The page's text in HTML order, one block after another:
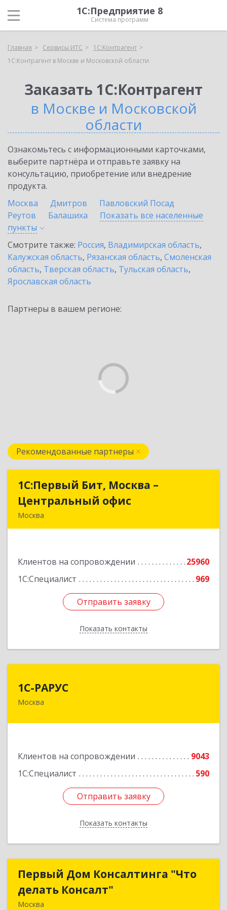
1С:Предприятие 8
Система программ
Главная Сервисы ИТС
1С:Контрагент
1С:Контрагент в Москве и Московской области
Заказать 1С:Контрагент
в Москве и Московской
области
Ознакомьтесь с информационными карточками,
выберите партнёра и отправьте заявку на
консультацию, приобретение или внедрение
продукта.
Москва
Дмитров
Павловский Посад
Реутов
Балашиха
Показать все населенные
пункты
Смотрите также: Россия, Владимирская область,
Калужская область, Рязанская область, Смоленская
область, Тверская область, Тульская область,
Ярославская область
Партнеры в вашем регионе:
Рекомендованные партнеры
1С:Первый Бит, Москва –
Центральный офис
Москва
Клиентов на сопровождении
25960
1С:Специалист
969
Отправить заявку
Показать контакты
1С:Первый Бит, Москва –
Центральный офис
Отправить заявку
Назад
1С-РАРУС
Москва
Клиентов на сопровождении
9043
1С:Специалист
590
Отправить заявку
Показать контакты
127434, Москва г, Дмитровское ш, дом № 9Б
Отправить заявку
Назад
Первый Дом Консалтинга "Что
делать Консалт"
Москва
Первый Дом Консалтинга "Что